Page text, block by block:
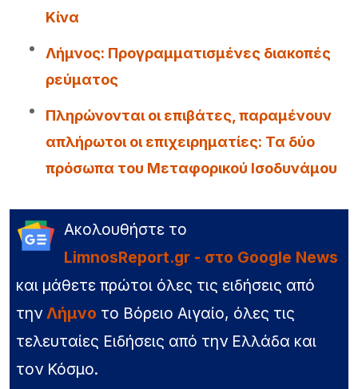
Κίνα
Λήμνος: Προγραμματισμένες διακοπές
ρεύματος
Πληρώνονται οι επιβάτες, παραμένουν
απλήρωτοι οι επιχειρηματίες: Τα δύο
πρόσωπα του Μεταφορικού Ισοδυνάμου
Ακολουθήστε το
LimnosReport.gr - στο Google News
και μάθετε πρώτοι όλες τις ειδήσεις από
την Λήμνο το Βόρειο Αιγαίο, όλες τις
τελευταίες Ειδήσεις από την Ελλάδα και
τον Κόσμο.